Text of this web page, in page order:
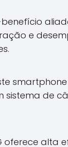
e
sistema de
oferece alta